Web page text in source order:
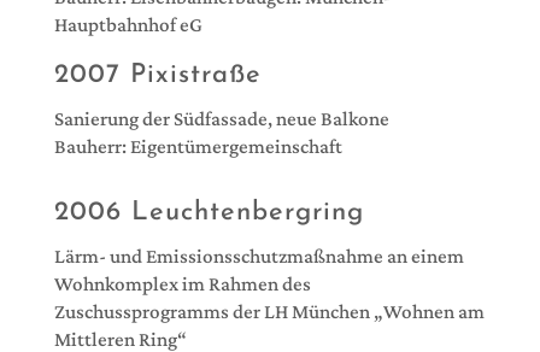
Hauptbahnhof eG
2007 Pixistraße
Sanierung der Südfassade, neue Balkone
Bauherr: Eigentümergemeinschaft
2006 Leuchtenbergring
Lärm- und Emissionsschutzmaßnahme an einem
Wohnkomplex im Rahmen des
Zuschussprogramms der LH München „Wohnen am
Mittleren Ring“